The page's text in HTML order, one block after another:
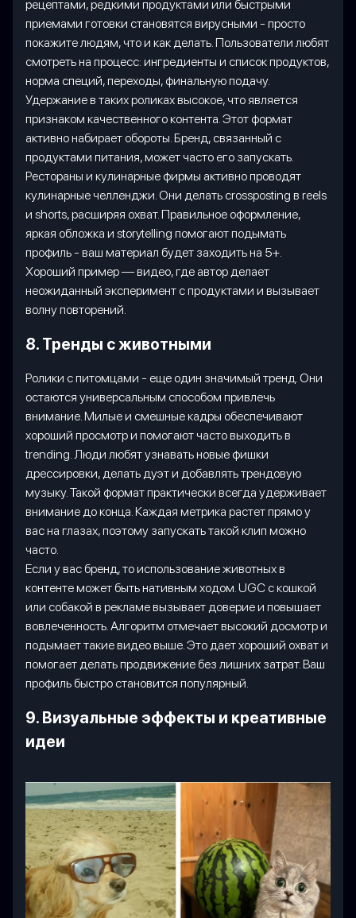
рецептами, редкими продуктами или быстрыми
приемами готовки становятся вирусными - просто
покажите людям, что и как делать. Пользователи любят
смотреть на процесс: ингредиенты и список продуктов,
норма специй, переходы, финальную подачу.
Удержание в таких роликах высокое, что является
признаком качественного контента. Этот формат
активно набирает обороты. Бренд, связанный с
продуктами питания, может часто его запускать.
Рестораны и кулинарные фирмы активно проводят
кулинарные челленджи. Они делать crossposting в reels
и shorts, расширяя охват. Правильное оформление,
яркая обложка и storytelling помогают подымать
профиль - ваш материал будет заходить на 5+.
Хороший пример — видео, где автор делает
неожиданный эксперимент с продуктами и вызывает
волну повторений.
8. Тренды с животными
Ролики с питомцами - еще один значимый тренд. Они
остаются универсальным способом привлечь
внимание. Милые и смешные кадры обеспечивают
хороший просмотр и помогают часто выходить в
trending. Люди любят узнавать новые фишки
дрессировки, делать дуэт и добавлять трендовую
музыку. Такой формат практически всегда удерживает
внимание до конца. Каждая метрика растет прямо у
вас на глазах, поэтому запускать такой клип можно
часто.
Если у вас бренд, то использование животных в
контенте может быть нативным ходом. UGC с кошкой
или собакой в рекламе вызывает доверие и повышает
вовлеченность. Алгоритм отмечает высокий досмотр и
подымает такие видео выше. Это дает хороший охват и
помогает делать продвижение без лишних затрат. Ваш
профиль быстро становится популярный.
9. Визуальные эффекты и креативные
идеи